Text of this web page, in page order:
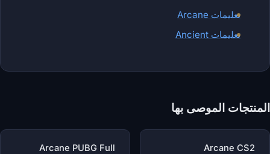
تعليمات Arcane
تعليمات Ancient
المنتجات الموصى بها
Arcane CS2
Arcane PUBG Full